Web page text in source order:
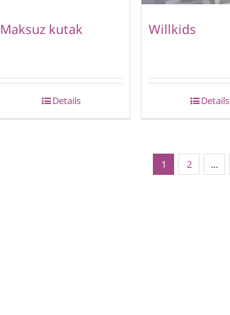
Maksuz kutak
Details
Willkids
Details
1 2 …